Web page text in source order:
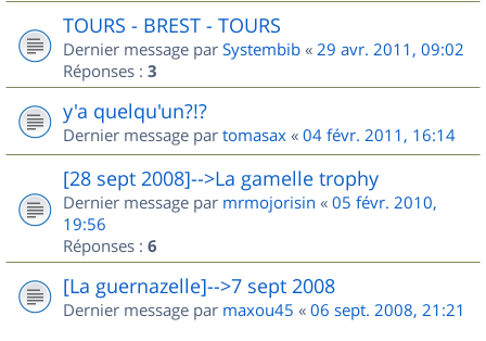
TOURS - BREST - TOURS
Dernier message par Systembib « 29 avr. 2011, 09:02
Réponses : 3
y'a quelqu'un?!?
Dernier message par tomasax « 04 févr. 2011, 16:14
[28 sept 2008]-->La gamelle trophy
Dernier message par mrmojorisin « 05 févr. 2010,
19:56
Réponses : 6
[La guernazelle]-->7 sept 2008
Dernier message par maxou45 « 06 sept. 2008, 21:21